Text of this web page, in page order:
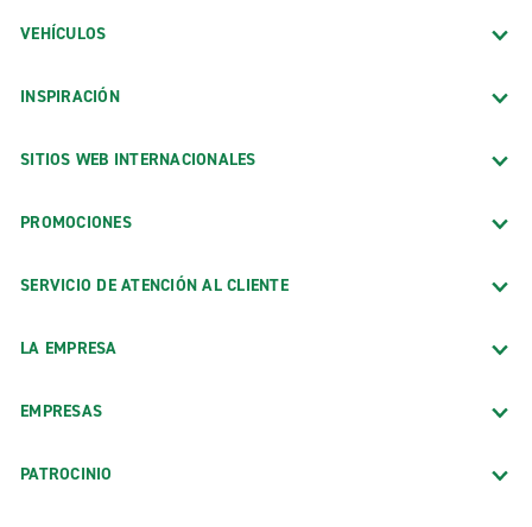
VEHÍCULOS
INSPIRACIÓN
SITIOS WEB INTERNACIONALES
PROMOCIONES
SERVICIO DE ATENCIÓN AL CLIENTE
LA EMPRESA
EMPRESAS
PATROCINIO